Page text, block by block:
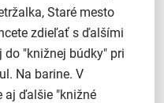
Staré mesto
zdieľať s ďalšími
"knižnej búdky" pri
Na barine. V
aj ďalšie "knižné